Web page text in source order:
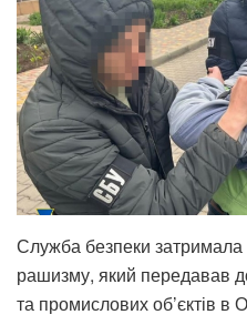
Служба безпеки
рашизму, який передавав
та промислових об’єктів в